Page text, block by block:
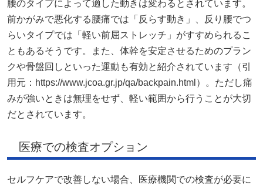
腰のタイプによって適した動きは変わるとされています。
前かがみで悪化する腰痛では「反らす動き」、反り腰でつ
らいタイプでは「軽い前屈ストレッチ」がすすめられるこ
ともあるそうです。また、体幹を安定させるためのプラン
クや骨盤回しといった運動も有効と紹介されています（引
用元：https://www.jcoa.gr.jp/qa/backpain.html）。ただし痛
みが強いときは無理をせず、軽い範囲から行うことが大切
だとされています。
医療での検査オプション
セルフケアで改善しない場合、医療機関での検査が必要に